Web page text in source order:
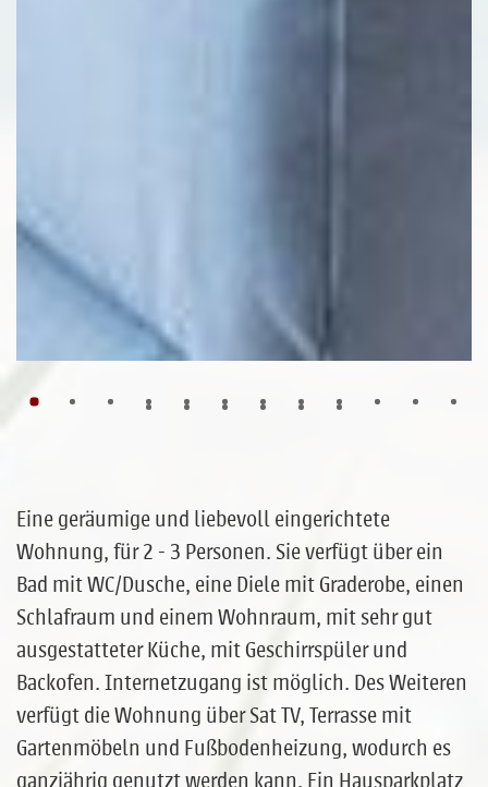
Eine geräumige und liebevoll eingerichtete
Wohnung, für 2 - 3 Personen. Sie verfügt über ein
Bad mit WC/Dusche, eine Diele mit Graderobe, einen
Schlafraum und einem Wohnraum, mit sehr gut
ausgestatteter Küche, mit Geschirrspüler und
Backofen. Internetzugang ist möglich. Des Weiteren
verfügt die Wohnung über Sat TV, Terrasse mit
Gartenmöbeln und Fußbodenheizung, wodurch es
ganzjährig genutzt werden kann. Ein Hausparkplatz